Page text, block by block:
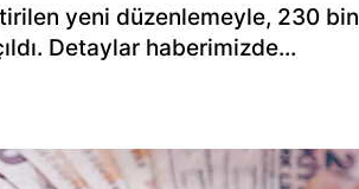
yeni düzenlemeyle, 230 bin
Detaylar haberimizde...